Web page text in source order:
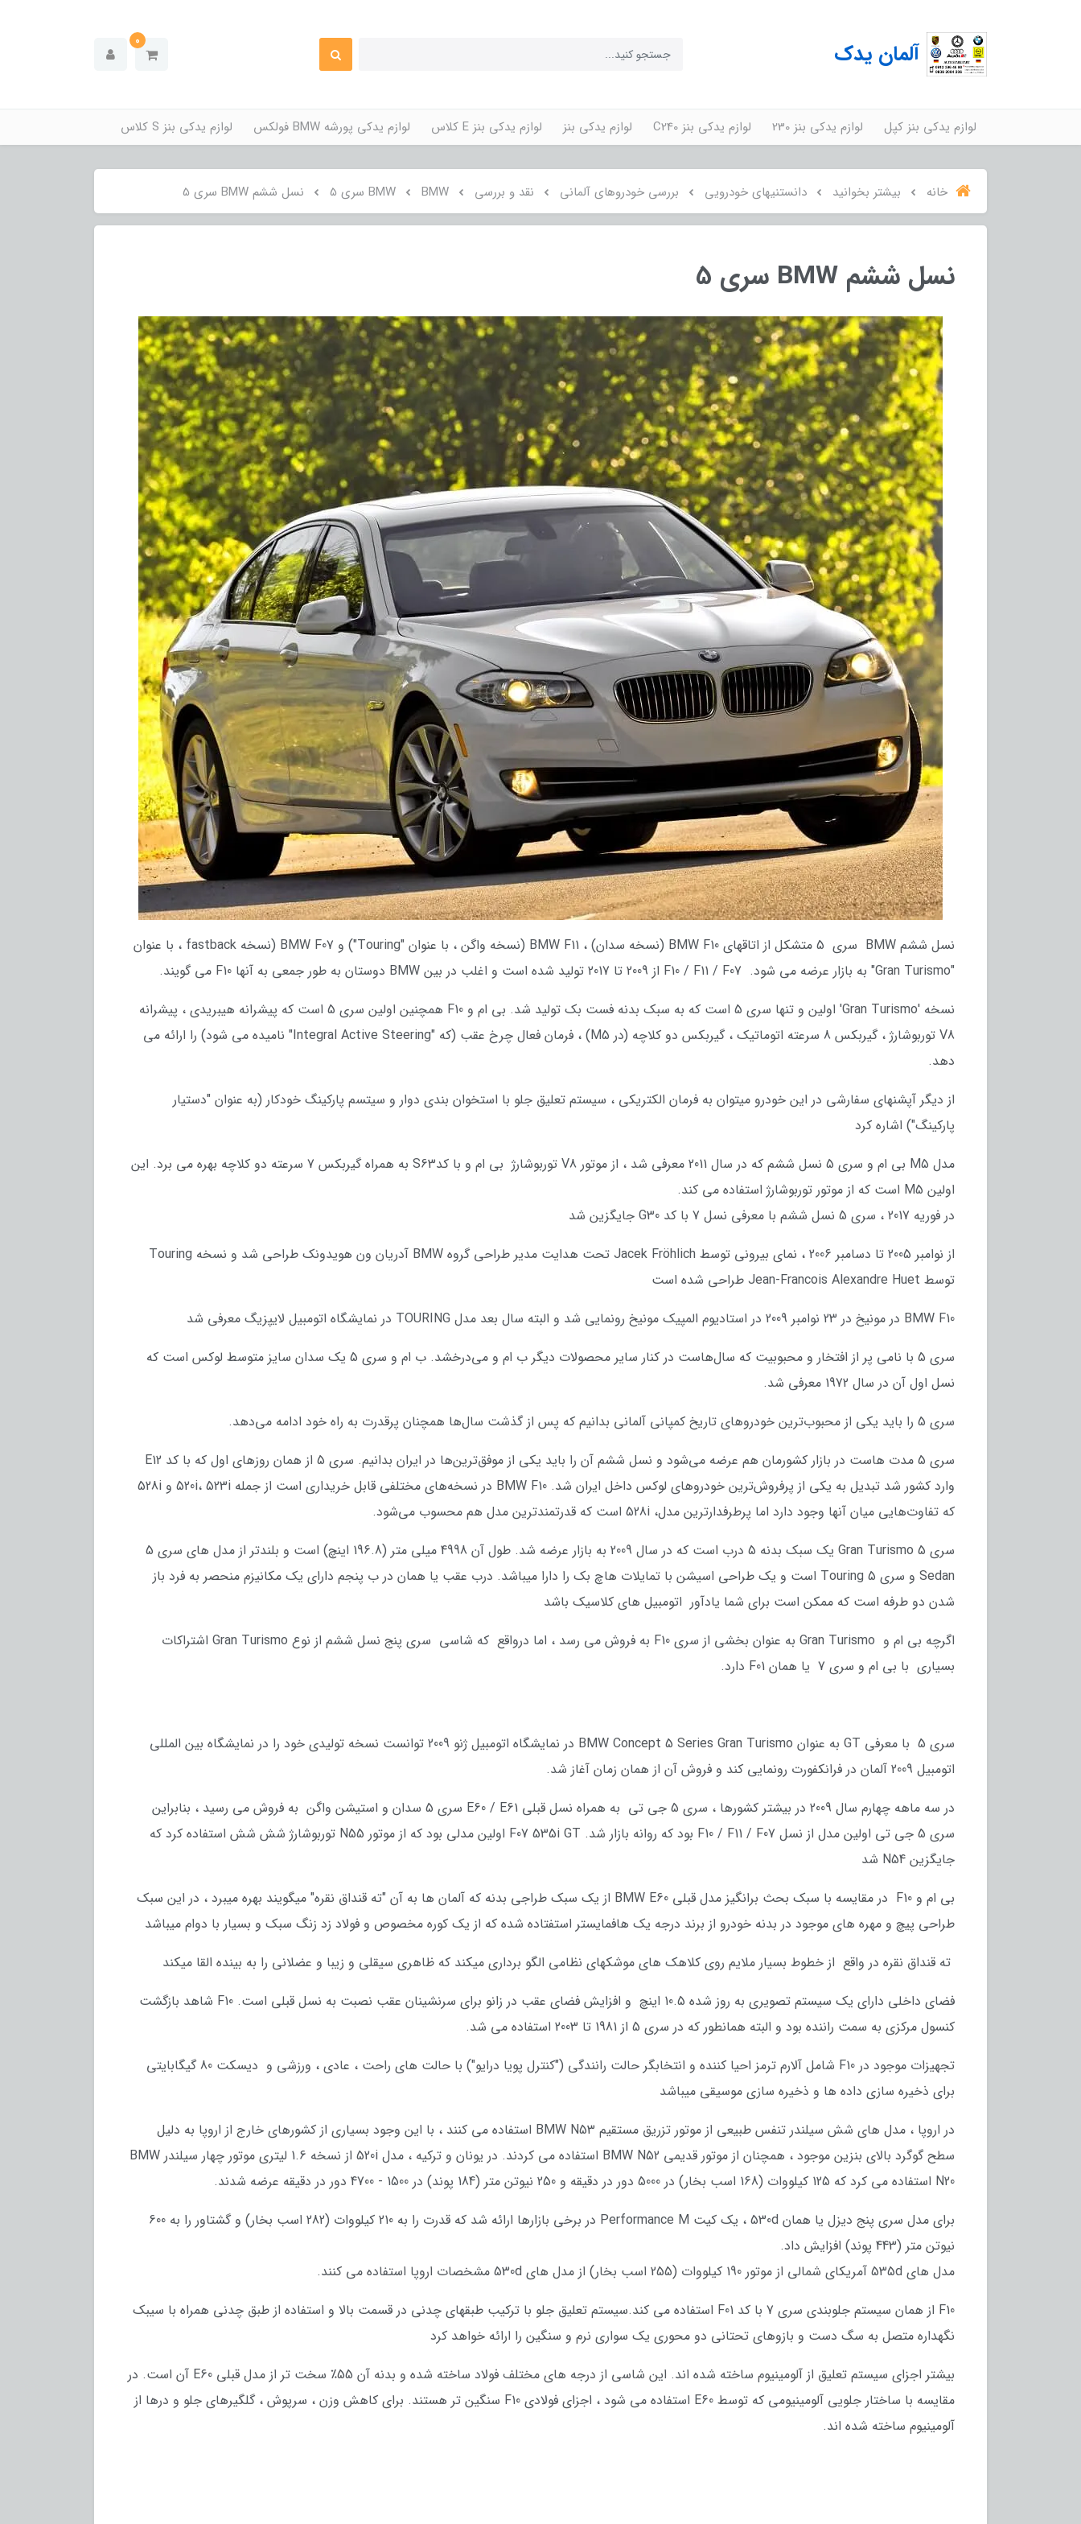
آلمان یدک 0
لوازم یدکی بنز کپل لوازم یدکی بنز 230 لوازم یدکی بنز C240 لوازم یدکی بنز لوازم یدکی بنز E کلاس لوازم یدکی پورشه BMW فولکس لوازم یدکی بنز S کلاس
خانه بیشتر بخوانید دانستنیهای خودرویی بررسی خودروهای آلمانی نقد و بررسی BMW BMW سری 5 نسل ششم BMW سری 5
نسل ششم BMW سری 5
نسل ششم BMW سری 5 متشکل از اتاقهای BMW F10 (نسخه سدان) ، BMW F11 (نسخه واگن ، با عنوان "Touring") و BMW F07 (نسخه fastback ، با عنوان
"Gran Turismo" به بازار عرضه می شود. F10 / F11 / F07 از 2009 تا 2017 تولید شده است و اغلب در بین BMW دوستان به طور جمعی به آنها F10 می گویند.
نسخه 'Gran Turismo' اولین و تنها سری 5 است که به سبک بدنه فست بک تولید شد. بی ام و F10 همچنین اولین سری 5 است که پیشرانه هیبریدی ، پیشرانه
V8 توربوشارژ ، گیربکس 8 سرعته اتوماتیک ، گیربکس دو کلاچه (در M5) ، فرمان فعال چرخ عقب (که "Integral Active Steering" نامیده می شود) را ارائه می
دهد.
از دیگر آپشنهای سفارشی در این خودرو میتوان به فرمان الکتریکی ، سیستم تعلیق جلو با استخوان بندی دوار و سیتسم پارکینگ خودکار (به عنوان "دستیار
پارکینگ") اشاره کرد
مدل M5 بی ام و سری 5 نسل ششم که در سال 2011 معرفی شد ، از موتور V8 توربوشارژ بی ام و با کدS63 به همراه گیربکس 7 سرعته دو کلاچه بهره می برد. این
اولین M5 است که از موتور توربوشارژ استفاده می کند.
در فوریه 2017 ، سری 5 نسل ششم با معرفی نسل 7 با کد G30 جایگزین شد
از نوامبر 2005 تا دسامبر 2006 ، نمای بیرونی توسط Jacek Fröhlich تحت هدایت مدیر طراحی گروه BMW آدریان ون هویدونک طراحی شد و نسخه Touring
توسط Jean-Francois Alexandre Huet طراحی شده است
BMW F10 در مونیخ در 23 نوامبر 2009 در استادیوم المپیک مونیخ رونمایی شد و البته سال بعد مدل TOURING در نمایشگاه اتومبیل لایپزیگ معرفی شد
سری 5 با نامی پر از افتخار و محبوبیت که سال‌هاست در کنار سایر محصولات دیگر ب ام و می‌درخشد. ب ام و سری 5 یک سدان سایز متوسط لوکس است که
نسل اول آن در سال 1972 معرفی شد.
سری 5 را باید یکی از محبوب‌ترین خودروهای تاریخ کمپانی آلمانی بدانیم که پس از گذشت سال‌ها همچنان پرقدرت به راه خود ادامه می‌دهد.
سری 5 مدت ‌هاست در بازار کشورمان هم عرضه می‌شود و نسل ششم آن را باید یکی از موفق‌ترین‌ها در ایران بدانیم. سری 5 از همان روزهای اول که با کد E12
وارد کشور شد تبدیل به یکی از پرفروش‌ترین خودروهای لوکس داخل ایران شد. BMW F10 در نسخه‌های مختلفی قابل خریداری است از جمله 520i، 523i و 528i
که تفاوت‌هایی میان آنها وجود دارد اما پرطرفدارترین مدل، 528i است که قدرتمندترین مدل هم محسوب می‌شود.
سری 5 Gran Turismo یک سبک بدنه 5 درب است که در سال 2009 به بازار عرضه شد. طول آن 4998 میلی متر (196.8 اینچ) است و بلندتر از مدل های سری 5
Sedan و سری 5 Touring است و یک طراحی اسیشن با تمایلات هاچ بک را دارا میباشد. درب عقب یا همان در ب پنجم دارای یک مکانیزم منحصر به فرد باز
شدن دو طرفه است که ممکن است برای شما یادآور اتومبیل های کلاسیک باشد
اگرچه بی ام و Gran Turismo به عنوان بخشی از سری F10 به فروش می رسد ، اما درواقع که شاسی سری پنج نسل ششم از نوع Gran Turismo اشتراکات
بسیاری با بی ام و سری 7 یا همان F01 دارد.
سری 5 با معرفی GT به عنوان BMW Concept 5 Series Gran Turismo در نمایشگاه اتومبیل ژنو 2009 توانست نسخه تولیدی خود را در نمایشگاه بین المللی
اتومبیل 2009 آلمان در فرانکفورت رونمایی کند و فروش آن از همان زمان آغاز شد.
در سه ماهه چهارم سال 2009 در بیشتر کشورها ، سری 5 جی تی به همراه نسل قبلی E60 / E61 سری 5 سدان و استیشن واگن به فروش می رسید ، بنابراین
سری 5 جی تی اولین مدل از نسل F10 / F11 / F07 بود که روانه بازار شد. F07 535i GT اولین مدلی بود که از موتور N55 توربوشارژ شش شش استفاده کرد که
جایگزین N54 شد
بی ام و F10 در مقایسه با سبک بحث برانگیز مدل قبلی BMW E60 از یک سبک طراجی بدنه که آلمان ها به آن "ته قنداق نقره" میگویند بهره میبرد ، در این سبک
طراحی پیچ و مهره های موجود در بدنه خودرو از برند درجه یک هافمایستر استفتاده شده که از یک کوره مخصوص و فولاد زد زنگ سبک و بسیار با دوام میباشد
ته قنداق نقره در واقع از خطوط بسیار ملایم روی کلاهک های موشکهای نظامی الگو برداری میکند که ظاهری سیقلی و زیبا و عضلانی را به بینده القا میکند
فضای داخلی دارای یک سیستم تصویری به روز شده 10.5 اینچ و افزایش فضای عقب در زانو برای سرنشینان عقب نصبت به نسل قبلی است. F10 شاهد بازگشت
کنسول مرکزی به سمت راننده بود و البته همانطور که در سری 5 از 1981 تا 2003 استفاده می شد.
تجهیزات موجود در F10 شامل آلارم ترمز احیا کننده و انتخابگر حالت رانندگی ("کنترل پویا درایو") با حالت های راحت ، عادی ، ورزشی و دیسکت 80 گیگابایتی
برای ذخیره سازی داده ها و ذخیره سازی موسیقی میباشد
در اروپا ، مدل های شش سیلندر تنفس طبیعی از موتور تزریق مستقیم BMW N53 استفاده می کنند ، با این وجود بسیاری از کشورهای خارج از اروپا به دلیل
سطح گوگرد بالای بنزین موجود ، همچنان از موتور قدیمی BMW N52 استفاده می کردند. در یونان و ترکیه ، مدل 520i از نسخه 1.6 لیتری موتور چهار سیلندر BMW
N20 استفاده می کرد که 125 کیلووات (168 اسب بخار) در 5000 دور در دقیقه و 250 نیوتن متر (184 پوند) در 1500 - 4700 دور در دقیقه عرضه شدند.
برای مدل سری پنج دیزل یا همان 530d ، یک کیت Performance M در برخی بازارها ارائه شد که قدرت را به 210 کیلووات (282 اسب بخار) و گشتاور را به 600
نیوتن متر (443 پوند) افزایش داد.
مدل های 535d آمریکای شمالی از موتور 190 کیلووات (255 اسب بخار) از مدل های 530d مشخصات اروپا استفاده می کنند.
F10 از همان سیستم جلوبندی سری 7 با کد F01 استفاده می کند.سیستم تعلیق جلو با ترکیب طبقهای چدنی در قسمت بالا و استفاده از طبق چدنی همراه با سیبک
نگهداره متصل به سگ دست و بازوهای تحتانی دو محوری یک سواری نرم و سنگین را ارائه خواهد کرد
بیشتر اجزای سیستم تعلیق از آلومینیوم ساخته شده اند. این شاسی از درجه های مختلف فولاد ساخته شده و بدنه آن 55٪ سخت تر از مدل قبلی E60 آن است. در
مقایسه با ساختار جلویی آلومینیومی که توسط E60 استفاده می شود ، اجزای فولادی F10 سنگین تر هستند. برای کاهش وزن ، سرپوش ، گلگیرهای جلو و درها از
آلومینیوم ساخته شده اند.